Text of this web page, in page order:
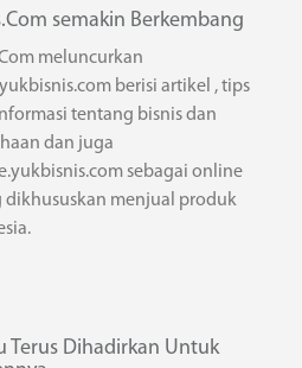
semakin Berkembang
meluncurkan
berisi artikel , tips
tentang bisnis dan
dan juga
sebagai online
dikhususkan menjual produk
Terus Dihadirkan Untuk